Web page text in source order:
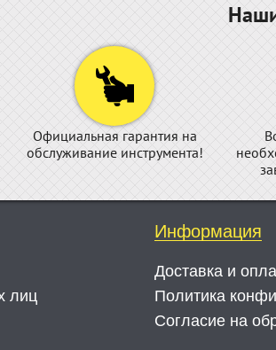
Официальная гарантия на
обслуживание инструмента!
лиц
Информация
Доставка и
Политика
Согласие на